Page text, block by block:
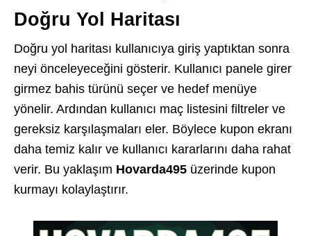
Doğru Yol Haritası
Doğru yol haritası kullanıcıya giriş yaptıktan sonra
neyi önceleyeceğini gösterir. Kullanıcı panele girer
girmez bahis türünü seçer ve hedef menüye
yönelir. Ardından kullanıcı maç listesini filtreler ve
gereksiz karşılaşmaları eler. Böylece kupon ekranı
daha temiz kalır ve kullanıcı kararlarını daha rahat
verir. Bu yaklaşım Hovarda495 üzerinde kupon
kurmayı kolaylaştırır.